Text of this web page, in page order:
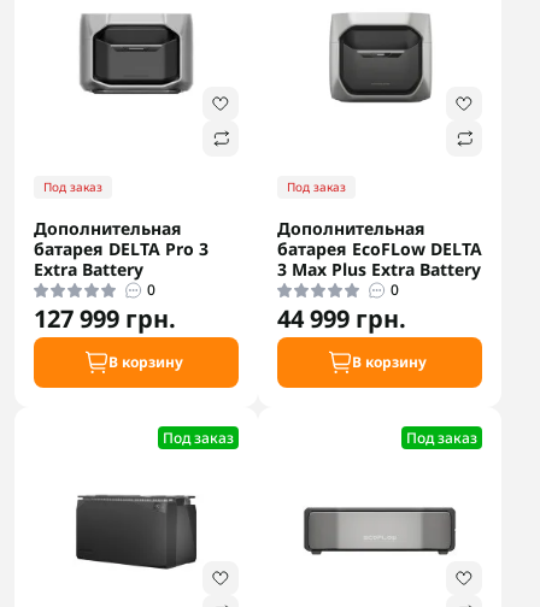
Под заказ
Дополнительная
батарея DELTA Pro 3
Extra Battery
0
127 999 грн.
В корзину
Под заказ
Дополнительная
батарея EcoFLow DELTA
3 Max Plus Extra Battery
0
44 999 грн.
В корзину
Под заказ Под заказ